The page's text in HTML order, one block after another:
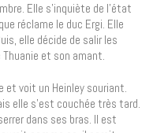
Elle s’inquiète de l’état
réclame le duc Ergi. Elle
elle décide de salir les
et son amant.
et voit un Heinley souriant.
elle s’est couchée très tard.
dans ses bras. Il est